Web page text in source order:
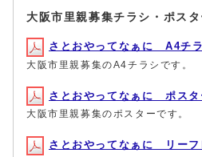
大阪市里親募集チラシ・ポス
さとおやってなぁに A4チ
大阪市里親募集のA4チラシです。
さとおやってなぁに ポス
大阪市里親募集のポスターです。
さとおやってなぁに リーフ